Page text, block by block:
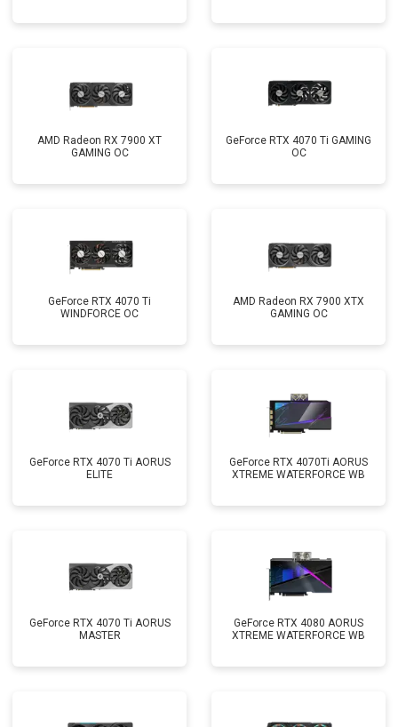
AMD Radeon RX 7900 XT
GAMING OC
GeForce RTX 4070 Ti GAMING
OC
GeForce RTX 4070 Ti
WINDFORCE OC
AMD Radeon RX 7900 XTX
GAMING OC
GeForce RTX 4070 Ti AORUS
ELITE
GeForce RTX 4070Ti AORUS
XTREME WATERFORCE WB
GeForce RTX 4070 Ti AORUS
MASTER
GeForce RTX 4080 AORUS
XTREME WATERFORCE WB